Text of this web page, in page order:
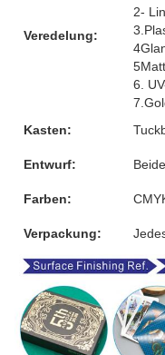
Veredelung:
2-
6.
Kasten:
Entwurf:
Farben:
Verpackung: